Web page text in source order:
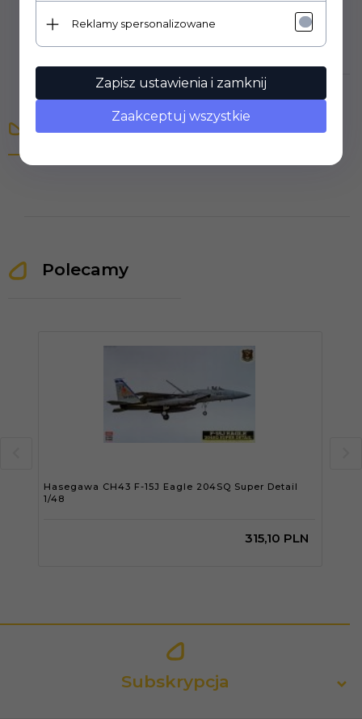
Opinie Klientów
Polecamy
Hasegawa CH43 F-15J Eagle 204SQ Super Detail
1/48
315,10 PLN
Subskrypcja
Reklamy spersonalizowane
Zapisz ustawienia i zamknij
Zaakceptuj wszystkie